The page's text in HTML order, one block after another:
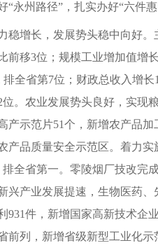
“永州路径”，扎实办好“六件
稳增长，发展势头稳中向好
前移3位；规模工业增加值增
排全省第7位；财政总收入增
位。农业发展势头良好，实现
产示范片51个，新增农产品
产品质量安全示范区。着力
排全省第一。零陵烟厂技改完
兴产业发展提速，生物医药、
931件，新增国家高新技术企
前列，新增省级新型工业化